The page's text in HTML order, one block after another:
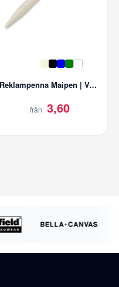
Reklampenna Maipen | Vetehalm
från 3,60